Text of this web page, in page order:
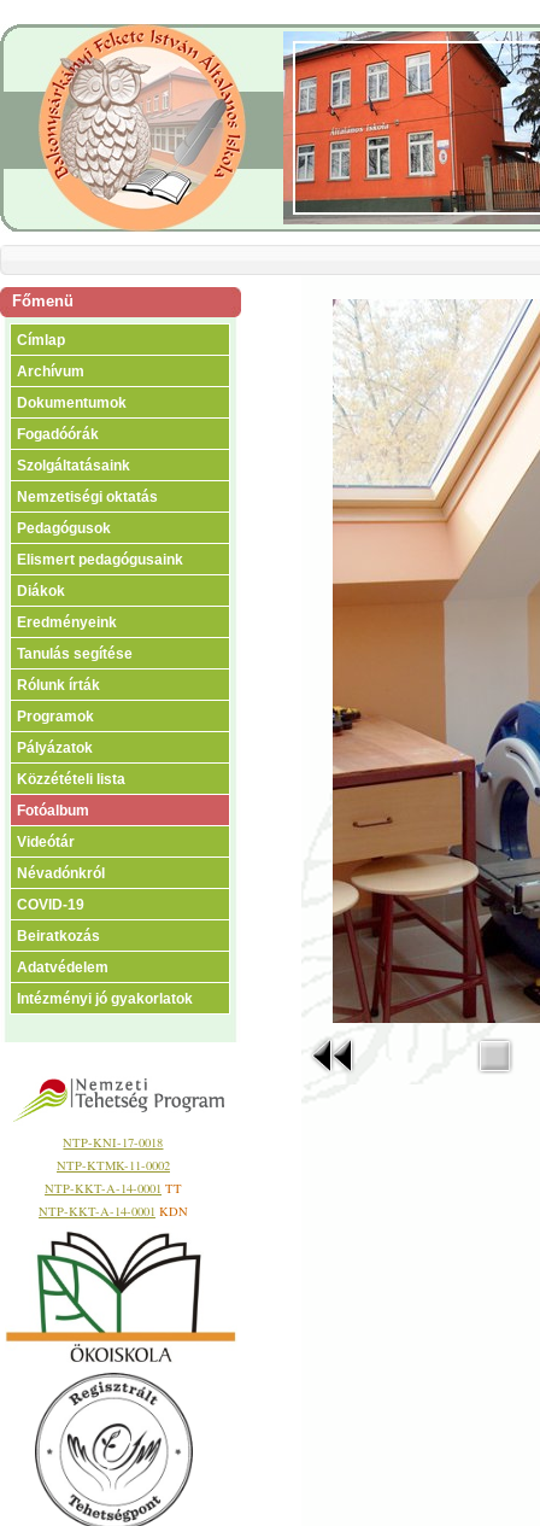
Főmenü
Címlap
Archívum
Dokumentumok
Fogadóórák
Szolgáltatásaink
Nemzetiségi oktatás
Pedagógusok
Elismert pedagógusaink
Diákok
Eredményeink
Tanulás segítése
Rólunk írták
Programok
Pályázatok
Közzétételi lista
Fotóalbum
Videótár
Névadónkról
COVID-19
Beiratkozás
Adatvédelem
Intézményi jó gyakorlatok
NTP-KNI-17-0018
NTP-KTMK-11-0002
NTP-KKT-A-14-0001 TT
NTP-KKT-A-14-0001 KDN